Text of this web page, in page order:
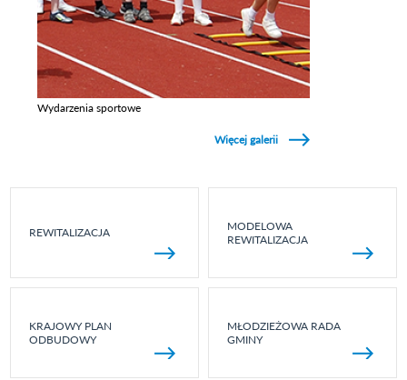
Wydarzenia sportowe
Więcej galerii
REWITALIZACJA
MODELOWA
REWITALIZACJA
KRAJOWY PLAN
ODBUDOWY
MŁODZIEŻOWA RADA
GMINY